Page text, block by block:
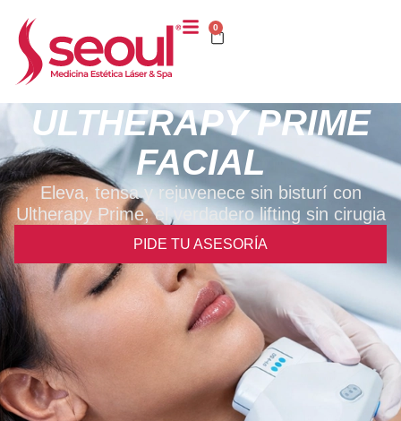
0
ULTHERAPY PRIME
FACIAL
Eleva, tensa y rejuvenece sin bisturí con
Ultherapy Prime, el verdadero lifting sin cirugia
PIDE TU ASESORÍA